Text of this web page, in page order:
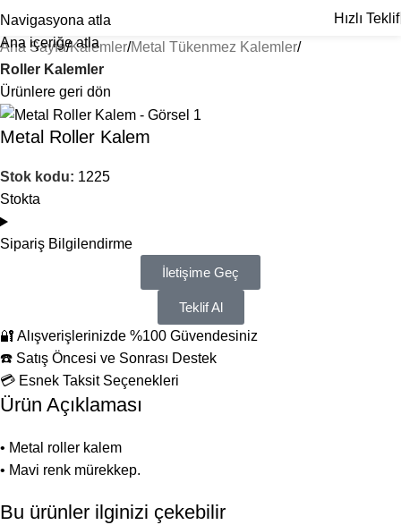
Navigasyona atla
Ana içeriğe atla
Hızlı Teklif
Ana Sayfa Kalemler Metal Tükenmez Kalemler
Roller Kalemler
Ürünlere geri dön
Metal Roller Kalem
Stok kodu: 1225
Stokta
Sipariş Bilgilendirme
İletişime Geç
Teklif Al
🔐 Alışverişlerinizde %100 Güvendesiniz
☎️ Satış Öncesi ve Sonrası Destek
💳 Esnek Taksit Seçenekleri
Ürün Açıklaması
• Metal roller kalem
• Mavi renk mürekkep.
Bu ürünler ilginizi çekebilir